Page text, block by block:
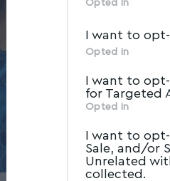
Opted In
I want to opt-
Opted In
I want to
for Targeted
Opted In
I want to
Sale, and/or
Unrelated
collected.